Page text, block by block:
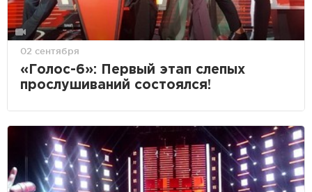
02 сентября
«Голос-6»: Первый этап слепых
прослушиваний состоялся!